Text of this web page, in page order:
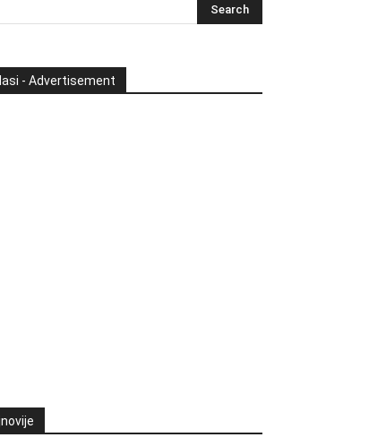
- Advertisement